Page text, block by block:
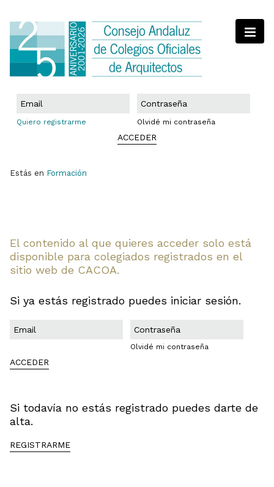
Quiero registrarme Olvidé mi contraseña
ACCEDER
Estás en Formación
El contenido al que quieres acceder solo está
disponible para colegiados registrados en el
sitio web de CACOA.
Si ya estás registrado puedes iniciar sesión.
Olvidé mi contraseña
ACCEDER
Si todavía no estás registrado puedes darte de
alta.
REGISTRARME